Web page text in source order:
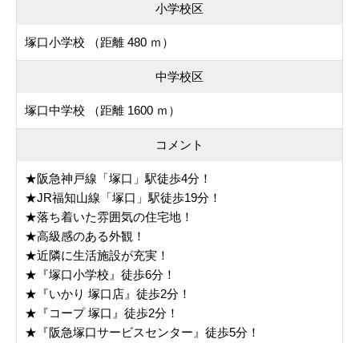
小学校区
塚口小学校 （距離 480 ｍ）
中学校区
塚口中学校 （距離 1600 ｍ）
コメント
★阪急神戸線「塚口」駅徒歩4分！
★JR福知山線「塚口」駅徒歩19分！
★落ち着いた雰囲気の住宅地！
★高級感のある外観！
★近隣に生活施設が充実！
★『塚口小学校』徒歩6分！
★『いかり 塚口店』徒歩2分！
★『コープ 塚口』徒歩2分！
★『阪急塚口サービスセンター』徒歩5分！